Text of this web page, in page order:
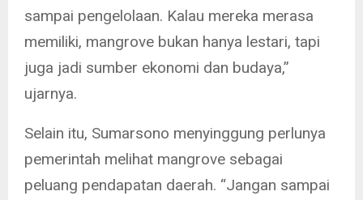
sampai pengelolaan. Kalau mereka merasa
memiliki, mangrove bukan hanya lestari, tapi
juga jadi sumber ekonomi dan budaya,”
ujarnya.
Selain itu, Sumarsono menyinggung perlunya
pemerintah melihat mangrove sebagai
peluang pendapatan daerah. “Jangan sampai